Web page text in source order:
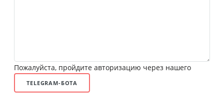
Пожалуйста, пройдите авторизацию через нашего
TELEGRAM-БОТА